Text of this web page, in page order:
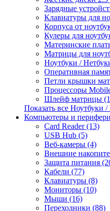
Зарядные
Клавиатуры для
Корпуса от
Кулеры для
Материнские
Матрицы для
Ноутбуки /
Оперативная
Петли крышки
Процессоры
Шлейф матрицы
Показать все Ноутбуки
Компьютеры и
Card Reader (13)
USB Hub (5)
Веб-камеры (4)
Внешние
Защита питания
Кабели (77)
Клавиатуры (8)
Мониторы (10)
Мыши (16)
Переходники (88)